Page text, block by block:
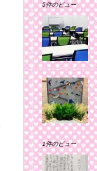
5件のビュー
1件のビュー